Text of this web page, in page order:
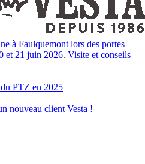
à Faulquemont lors des portes
et 21 juin 2026. Visite et conseils
PTZ en 2025
nouveau client Vesta !